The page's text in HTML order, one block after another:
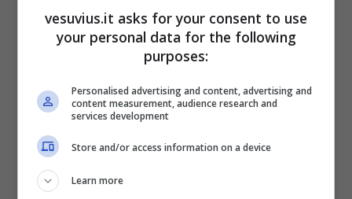
sostenuto il primo allenamento con la
formazione azzurra.
PROBABILI FORMAZIONI
vesuvius.it asks for your consent to use
your personal data for the following
purposes:
Personalised advertising and content, advertising and
content measurement, audience research and
services development
Store and/or access information on a device
Learn more